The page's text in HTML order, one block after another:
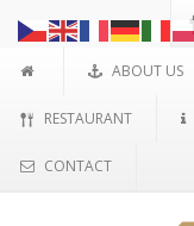
ABOUT US
RESTAURANT
CONTACT